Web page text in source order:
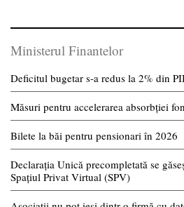
Ministerul Finantelor
Deficitul bugetar s-a redus la 2% din
Măsuri pentru accelerarea absorbției
Bilete la băi pentru pensionari în 2026
Declarația Unică precompletată se
Spațiul Privat Virtual (SPV)